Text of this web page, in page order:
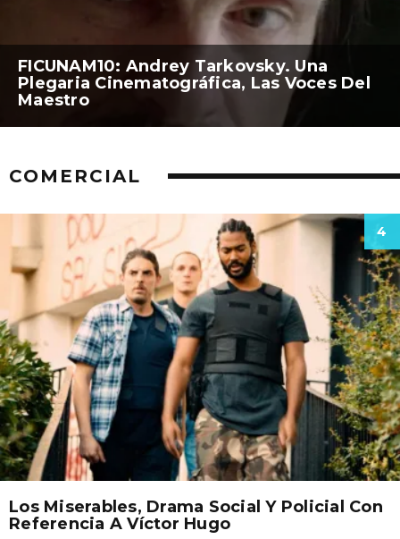
FICUNAM10: Andrey Tarkovsky. Una
Plegaria Cinematográfica, Las Voces Del
Maestro
COMERCIAL
4
Los Miserables, Drama Social Y Policial Con
Referencia A Víctor Hugo